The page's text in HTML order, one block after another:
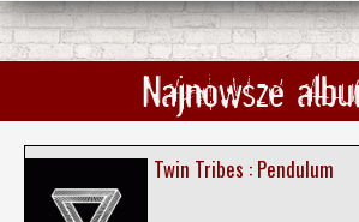
Najnowsze
Twin Tribes : Pendulum